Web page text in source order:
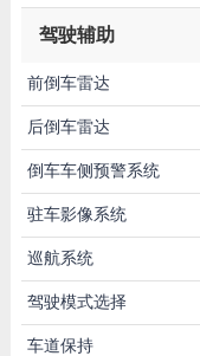
驾驶辅助
前倒车雷达
后倒车雷达
倒车车侧预警系统
驻车影像系统
巡航系统
驾驶模式选择
车道保持